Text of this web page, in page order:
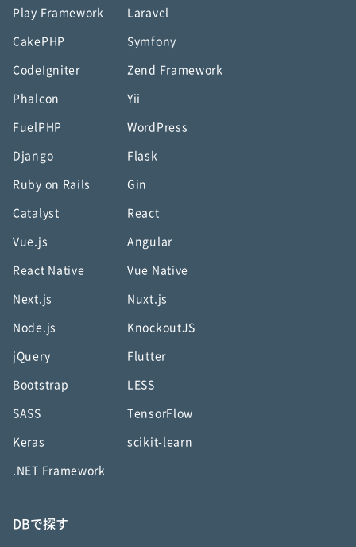
Play Framework Laravel
CakePHP Symfony
CodeIgniter Zend Framework
Phalcon Yii
FuelPHP WordPress
Django Flask
Ruby on Rails Gin
Catalyst React
Vue.js Angular
React Native Vue Native
Next.js Nuxt.js
Node.js KnockoutJS
jQuery Flutter
Bootstrap LESS
SASS TensorFlow
Keras scikit-learn
.NET Framework
DBで探す